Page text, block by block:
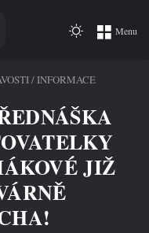
Menu
Switch
/INFORMACE
JIŽ